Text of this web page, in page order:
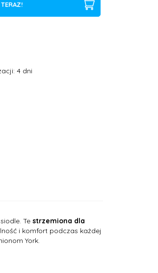
4 dni
Te strzemiona dla
i komfort podczas każdej
York.